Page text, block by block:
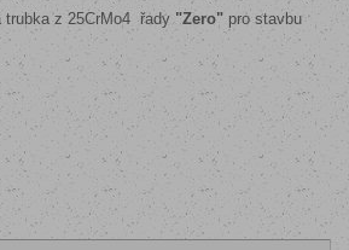
trubka z 25CrMo4 řady"Zero" pro stavbu